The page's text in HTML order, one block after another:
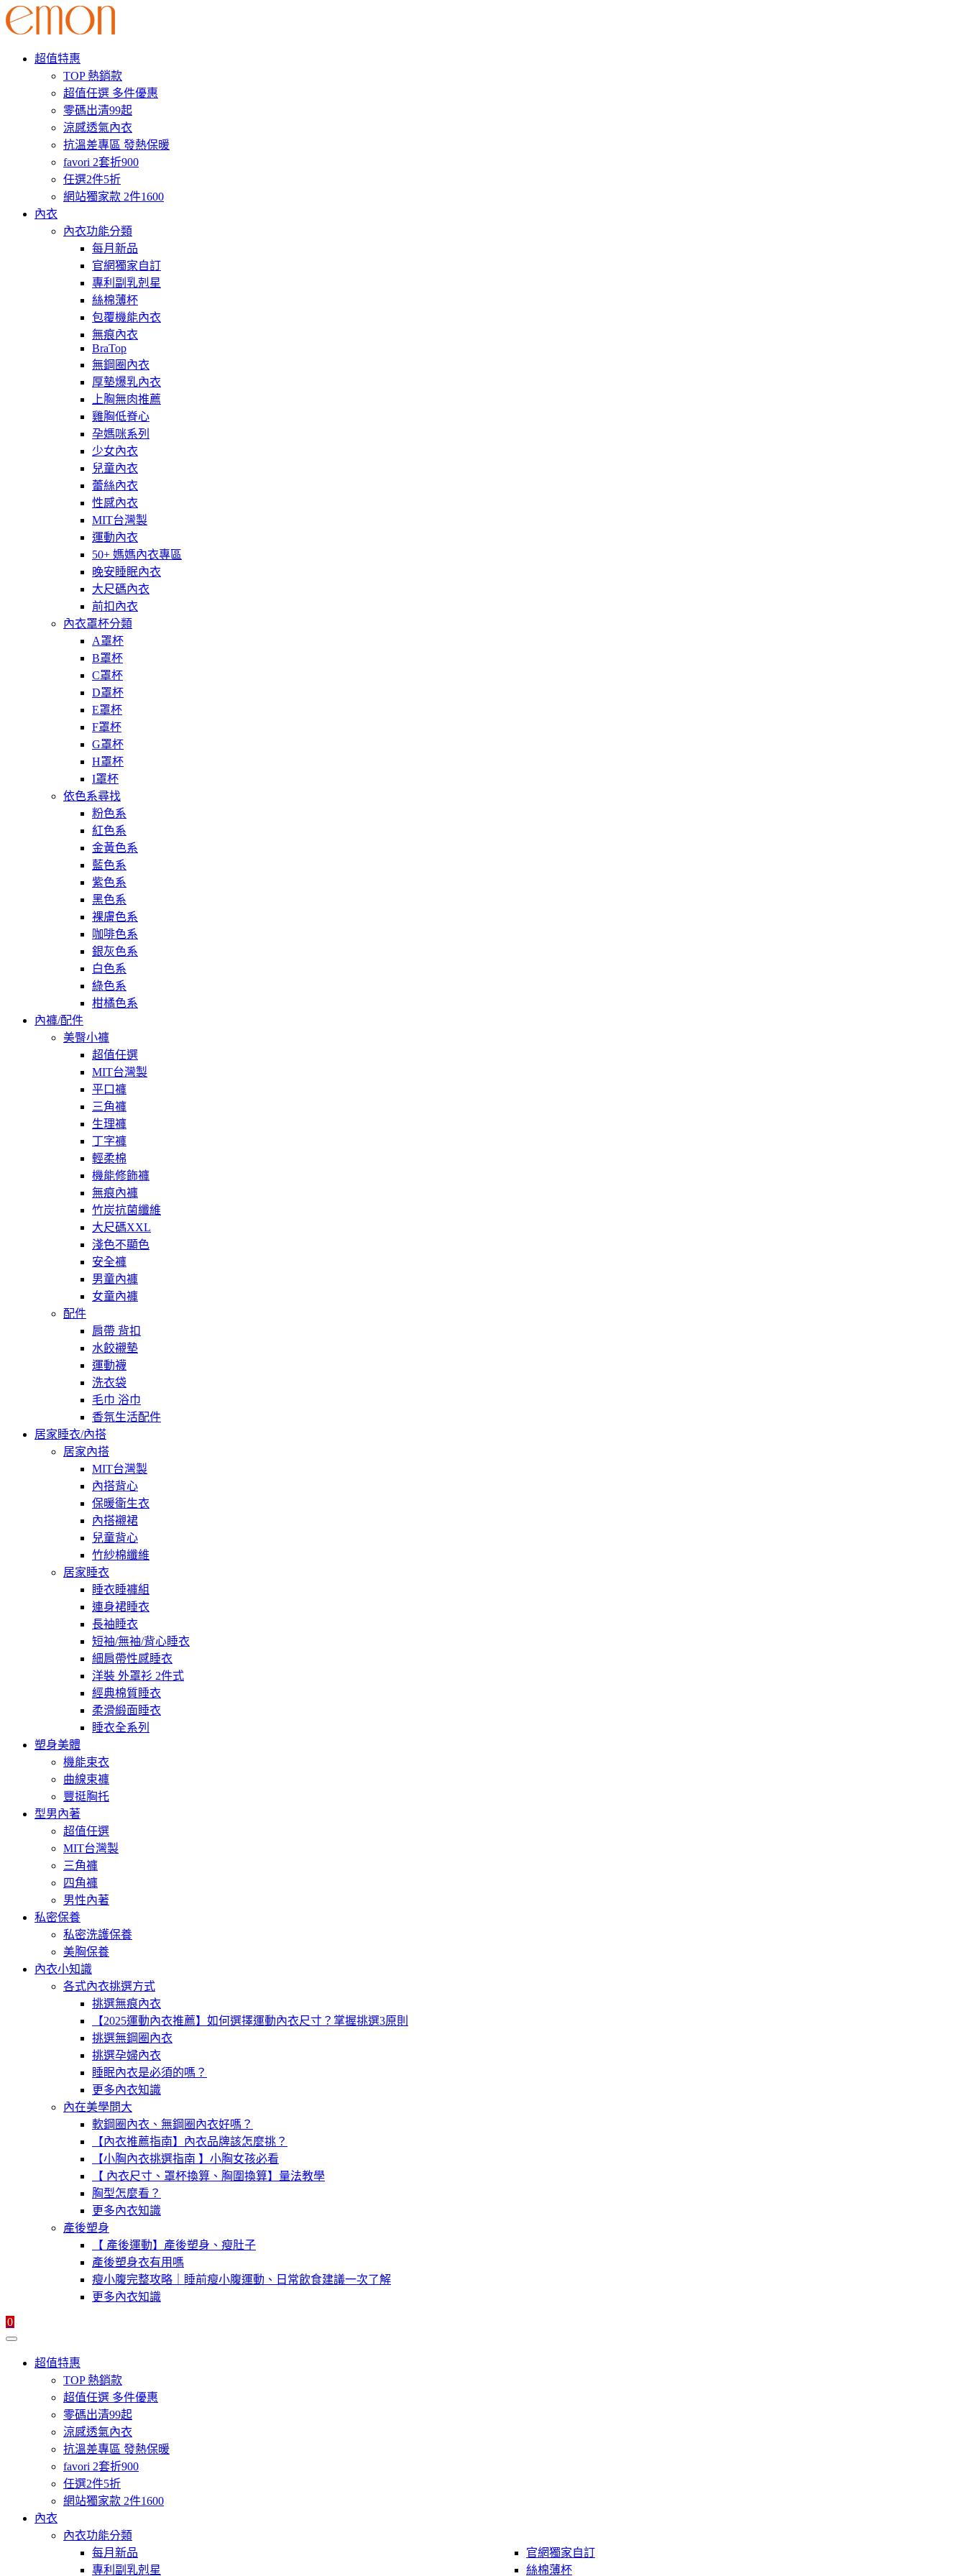
超值特惠
TOP 熱銷款
超值任選 多件優惠
零碼出清99起
涼感透氣內衣
抗溫差專區 發熱保暖
favori 2套折900
任選2件5折
網站獨家款 2件1600
內衣
內衣功能分類
每月新品
官網獨家自訂
專利副乳剋星
絲棉薄杯
包覆機能內衣
無痕內衣
BraTop
無鋼圈內衣
厚墊爆乳內衣
上胸無肉推薦
雞胸低脊心
孕媽咪系列
少女內衣
兒童內衣
蕾絲內衣
性感內衣
MIT台灣製
運動內衣
50+ 媽媽內衣專區
晚安睡眠內衣
大尺碼內衣
前扣內衣
內衣罩杯分類
A罩杯
B罩杯
C罩杯
D罩杯
E罩杯
F罩杯
G罩杯
H罩杯
I罩杯
依色系尋找
粉色系
紅色系
金黃色系
藍色系
紫色系
黑色系
裸膚色系
咖啡色系
銀灰色系
白色系
綠色系
柑橘色系
內褲/配件
美臀小褲
超值任選
MIT台灣製
平口褲
三角褲
生理褲
丁字褲
輕柔棉
機能修飾褲
無痕內褲
竹炭抗菌纖維
大尺碼XXL
淺色不顯色
安全褲
男童內褲
女童內褲
配件
肩帶 背扣
水餃襯墊
運動襪
洗衣袋
毛巾 浴巾
香氛生活配件
居家睡衣/內搭
居家內搭
MIT台灣製
內搭背心
保暖衛生衣
內搭襯裙
兒童背心
竹紗棉纖維
居家睡衣
睡衣睡褲組
連身裙睡衣
長袖睡衣
短袖/無袖/背心睡衣
細肩帶性感睡衣
洋裝 外罩衫 2件式
經典棉質睡衣
柔滑緞面睡衣
睡衣全系列
塑身美體
機能束衣
曲線束褲
豐挺胸托
型男內著
超值任選
MIT台灣製
三角褲
四角褲
男性內著
私密保養
私密洗護保養
美胸保養
內衣小知識
各式內衣挑選方式
挑選無痕內衣
【2025運動內衣推薦】如何選擇運動內衣尺寸？掌握挑選3原則
挑選無鋼圈內衣
挑選孕婦內衣
睡眠內衣是必須的嗎？
更多內衣知識
內在美學問大
軟鋼圈內衣、無鋼圈內衣好嗎？
【內衣推薦指南】內衣品牌該怎麼挑？
【小胸內衣挑選指南 】小胸女孩必看
【 內衣尺寸、罩杯換算、胸圍換算】量法教學
胸型怎麼看？
更多內衣知識
產後塑身
【 產後運動】產後塑身、瘦肚子
產後塑身衣有用嗎
瘦小腹完整攻略｜睡前瘦小腹運動、日常飲食建議一次了解
更多內衣知識
0
超值特惠
TOP 熱銷款
超值任選 多件優惠
零碼出清99起
涼感透氣內衣
抗溫差專區 發熱保暖
favori 2套折900
任選2件5折
網站獨家款 2件1600
內衣
內衣功能分類
每月新品
官網獨家自訂
專利副乳剋星
絲棉薄杯